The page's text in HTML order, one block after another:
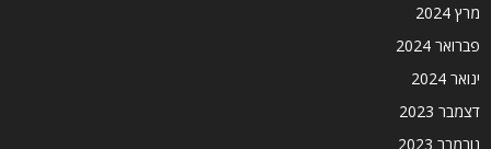
מרץ 2024
פברואר 2024
ינואר 2024
דצמבר 2023
נובמבר 2023